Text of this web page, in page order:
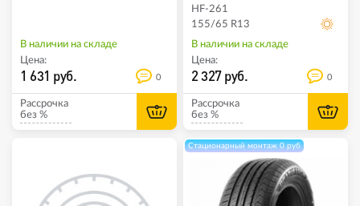
В наличии на складе
Цена:
1 631 руб. 0
Рассрочка
без %
HF-261
155/65 R13
В наличии на складе
Цена:
2 327 руб. 0
Рассрочка
без %
Стационарный монтаж 0 руб